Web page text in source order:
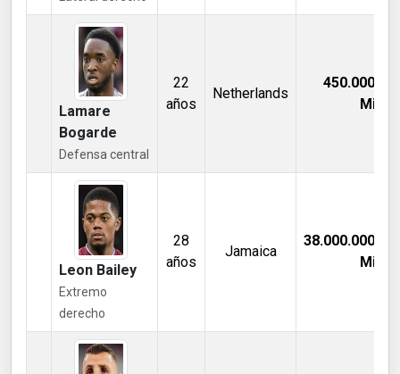
Lamare
Bogarde
Defensa central
22
años
Netherlands
450.000,00
Mill €
Leon Bailey
Extremo
derecho
28
años
Jamaica
38.000.000,00
Mill €